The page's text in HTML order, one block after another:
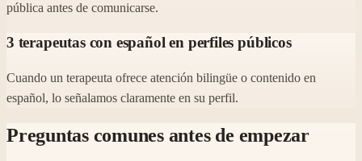
pública antes de comunicarse.
3 terapeutas con español en perfiles públicos
Cuando un terapeuta ofrece atención bilingüe o contenido en
español, lo señalamos claramente en su perfil.
Preguntas comunes antes de empezar